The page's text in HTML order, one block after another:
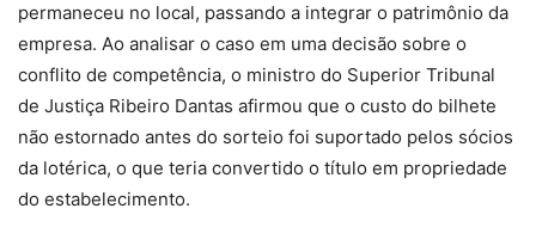
permaneceu no local, passando a integrar o patrimônio da
empresa. Ao analisar o caso em uma decisão sobre o
conflito de competência, o ministro do Superior Tribunal
de Justiça Ribeiro Dantas afirmou que o custo do bilhete
não estornado antes do sorteio foi suportado pelos sócios
da lotérica, o que teria convertido o título em propriedade
do estabelecimento.